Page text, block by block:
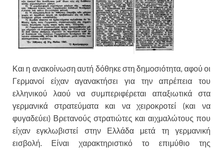
Και η ανακοίνωση αυτή δόθηκε στη δημοσιότητα, αφού οι
Γερμανοί είχαν αγανακτήσει για την απρέπεια του
ελληνικού λαού να συμπεριφέρεται απαξιωτικά στα
γερμανικά στρατεύματα και να χειροκροτεί (και να
φυγαδεύει) Βρετανούς στρατιώτες και αιχμαλώτους που
είχαν εγκλωβιστεί στην Ελλάδα μετά τη γερμανική
εισβολή. Είναι χαρακτηριστικό το επιμύθιο της